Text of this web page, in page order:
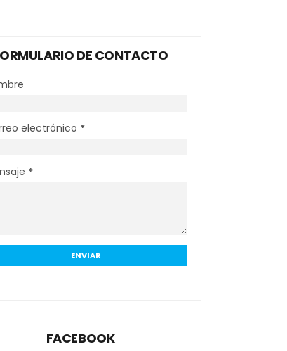
DE CONTACTO
electrónico *
*
FACEBOOK